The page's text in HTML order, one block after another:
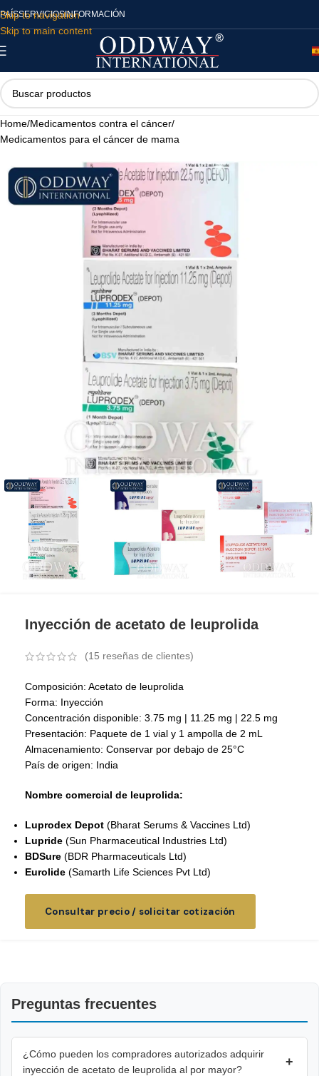
Skip to navigation
Skip to main content
PAÍSSERVICIOSINFORMACIÓN
Home/Medicamentos contra el cáncer/
Medicamentos para el cáncer de mama
Inyección de acetato de leuprolida
(15 reseñas de clientes)
Composición: Acetato de leuprolida
Forma: Inyección
Concentración disponible: 3.75 mg | 11.25 mg | 22.5 mg
Presentación: Paquete de 1 vial y 1 ampolla de 2 mL
Almacenamiento: Conservar por debajo de 25°C
País de origen: India
Nombre comercial de leuprolida:
Luprodex Depot (Bharat Serums & Vaccines Ltd)
Lupride (Sun Pharmaceutical Industries Ltd)
BDSure (BDR Pharmaceuticals Ltd)
Eurolide (Samarth Life Sciences Pvt Ltd)
Consultar precio / solicitar cotización
Preguntas frecuentes
¿Cómo pueden los compradores autorizados adquirir
inyección de acetato de leuprolida al por mayor?
+